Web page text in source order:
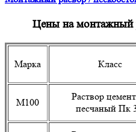
Цены на монтажный
Марка Класс
М100
Раствор
песчаный Пк